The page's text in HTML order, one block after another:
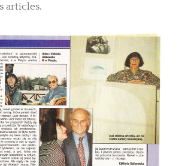
articles.